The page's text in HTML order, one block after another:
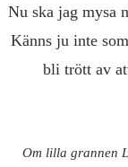
Nu ska jag mysa
Känns ju inte
bli trött av
Om lilla grannen